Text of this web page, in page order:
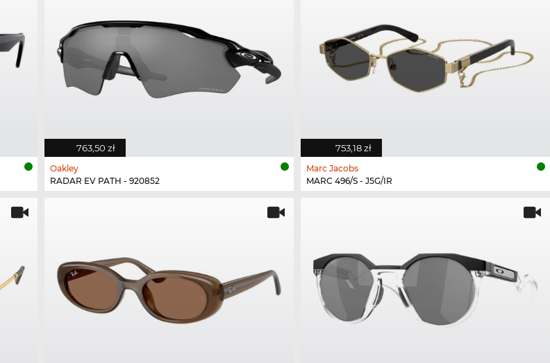
763,50 zł
Oakley
RADAR EV PATH - 920852
753,18 zł
Marc Jacobs
MARC 496/S - J5G/IR